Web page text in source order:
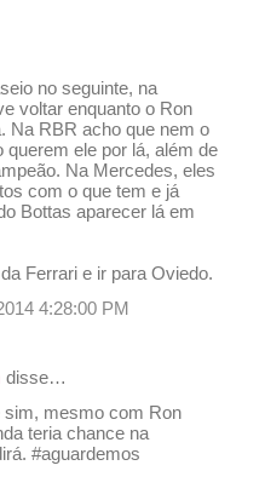
no seguinte, na
voltar enquanto o Ron
Na RBR acho que nem o
querem ele por lá, além de
Na Mercedes, eles
com o que tem e já
Bottas aparecer lá em
Ferrari e ir para Oviedo.
4:28:00 PM
disse…
sim, mesmo com Ron
teria chance na
#aguardemos